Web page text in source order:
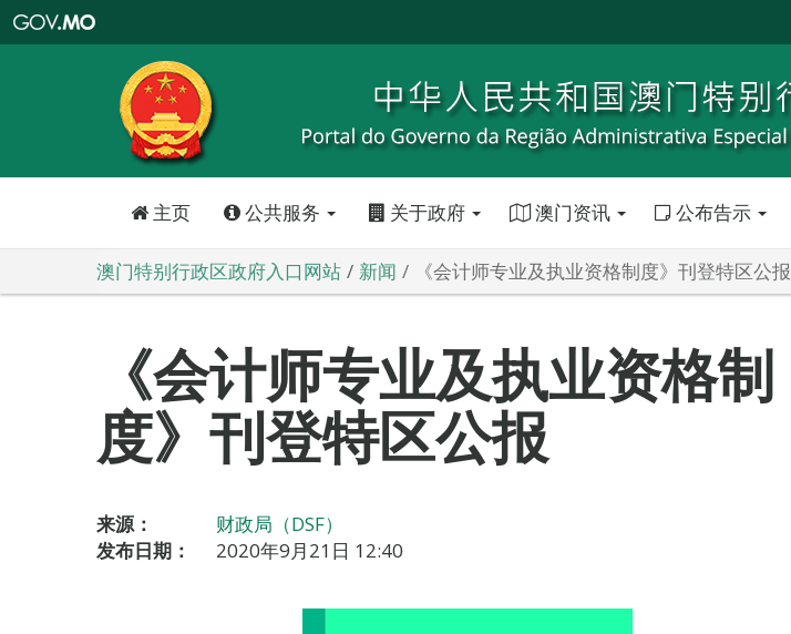
特
政
区
政
口
主页 公共服务 关于政府 澳门资讯 公布告示
澳门特别行政区政府入口网站 新闻 《会计师专业及执业资格制度》刊登特区公报
《会计师专业及执业资格制
度》刊登特区公报
来源：
财政局（DSF）
发布日期：
2020年9月21日 12:40